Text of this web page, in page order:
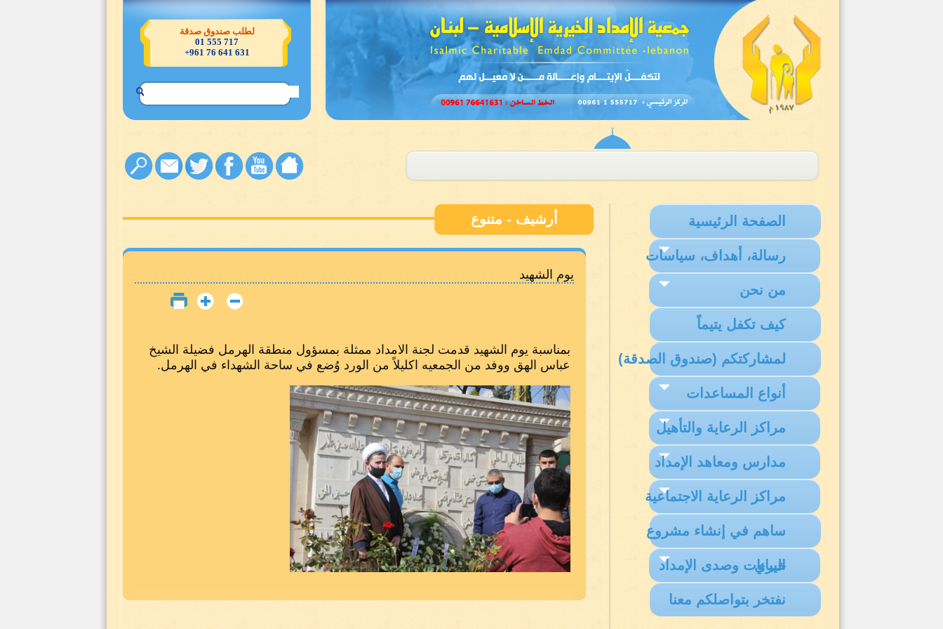
لطلب صندوق صدقة
717 555 01
631 641 76 961+
الصفحة الرئيسية
رسالة، أهداف، سياسات
من نحن
كيف تكفل يتيماً
لمشاركتكم (صندوق الصدقة)
أنواع المساعدات
مراكز الرعاية والتأهيل
مدارس ومعاهد الإمداد
مراكز الرعاية الاجتماعية
ساهم في إنشاء مشروع
خيري
البيانات وصدى الإمداد
نفتخر بتواصلكم معنا
أرشيف - متنوع
يوم الشهيد
بمناسبة يوم الشهيد قدمت لجنة الامداد ممثلة بمسؤول منطقة الهرمل فضيلة الشيخ
عباس الهق ووفد من الجمعيه اكليلاً من الورد وُضع في ساحة الشهداء في الهرمل.